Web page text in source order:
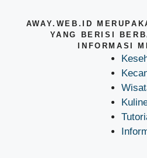
AWAY.WEB.ID
YANG BERISI
INFORMASI